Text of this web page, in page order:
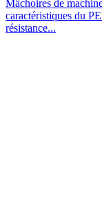
Mâchoires de
caractéristiques du
résistance...